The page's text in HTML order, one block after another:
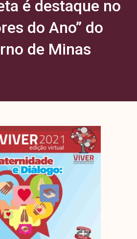
é destaque no
do Ano” do
de Minas